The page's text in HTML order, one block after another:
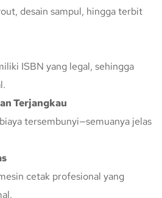
desain sampul, hingga terbit
ISBN yang legal, sehingga
Terjangkau
tersembunyi—semuanya jelas
cetak profesional yang